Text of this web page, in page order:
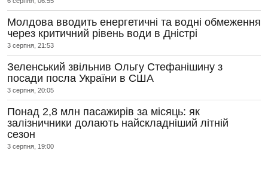
Молдова вводить енергетичні та водні обмеження
через критичний рівень води в Дністрі
3 серпня, 21:53
Зеленський звільнив Ольгу Стефанішину з
посади посла України в США
3 серпня, 20:05
Понад 2,8 млн пасажирів за місяць: як
залізничники долають найскладніший літній
сезон
3 серпня, 19:00